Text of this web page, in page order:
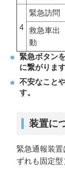
4
緊急訪問
救急車出
動
緊急ボタン
に繋がります
不安なこと
す。
装置に
緊急通報装
ずれも固定型